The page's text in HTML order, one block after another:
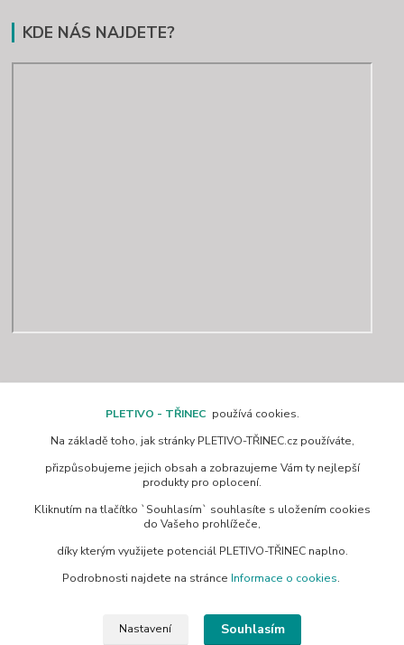
KDE NÁS NAJDETE?
www.pletivo-trinec.cz
Raszka Petr
+420 725 944 049
Denně 10.00–21.00 hod
pletivotrinec@seznam.cz
PLETIVO - TŘINEC používá cookies.
Na základě toho, jak stránky PLETIVO-TŘINEC.cz používáte,
přizpůsobujeme jejich obsah a zobrazujeme Vám ty nejlepší
produkty pro oplocení.
Kliknutím na tlačítko `Souhlasím` souhlasíte s uložením cookies
do Vašeho prohlížeče,
díky kterým využijete potenciál PLETIVO-TŘINEC naplno.
Podrobnosti najdete na stránce Informace o cookies.
Nastavení Souhlasím